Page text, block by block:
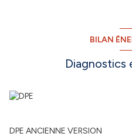
BILAN
Diagnostics
DPE ANCIENNE VERSION